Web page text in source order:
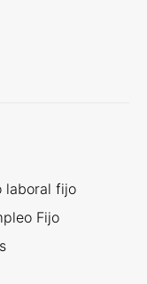
laboral fijo
Fijo